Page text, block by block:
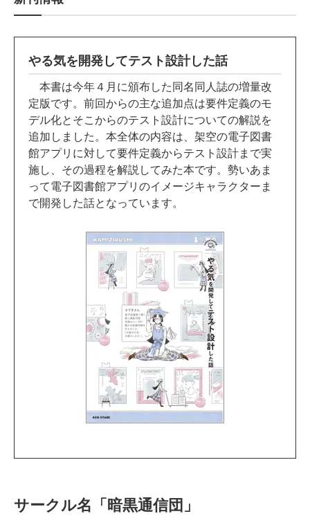
やる気を開発してテスト設計した話
本書は今年４月に頒布した同名同人誌の増量改
定版です。前回からの主な追加点は要件定義のモ
デル化とそこからのテスト設計についての解説を
追加しました。本全体の内容は、架空の電子図書
館アプリに対して要件定義からテスト設計まで実
施し、その過程を解説してみた本です。勢いあま
って電子図書館アプリのイメージキャラクターま
で開発した話となっています。
サークル名「暗黒通信団」